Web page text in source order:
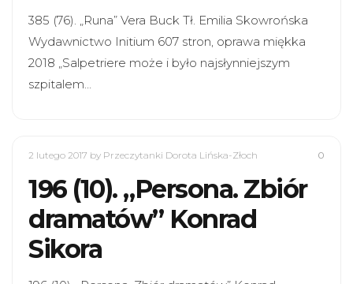
385 (76). „Runa” Vera Buck Tł. Emilia Skowrońska
Wydawnictwo Initium 607 stron, oprawa miękka
2018 „Salpetriere może i było najsłynniejszym
szpitalem…
2 lutego 2017 by Przeczytanki Dorota Lińska-Złoch 0
196 (10). „Persona. Zbiór
dramatów” Konrad
Sikora